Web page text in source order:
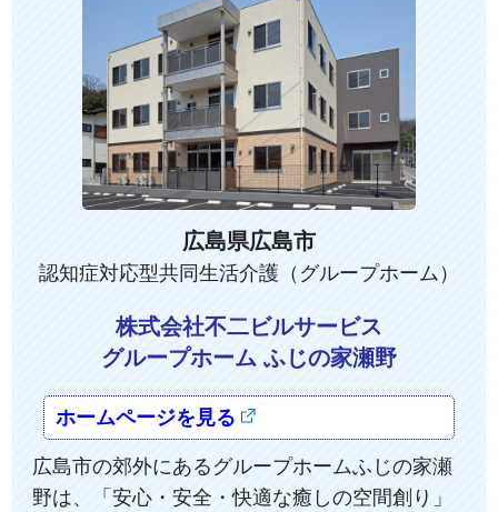
広島県広島市
認知症対応型共同生活介護（グループホーム）
株式会社不二ビルサービス
グループホーム ふじの家瀬野
ホームページを見る
広島市の郊外にあるグループホームふじの家瀬
野は、「安心・安全・快適な癒しの空間創り」